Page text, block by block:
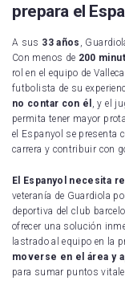
prepara el
A sus 33 años
,
Con menos de 200
rol en el equipo de
futbolista de su
no contar con él
, y el
permita tener mayor
el Espanyol se presenta
carrera y contribuir con
El Espanyol necesita
veteranía de Guardiola
deportiva del club
ofrecer una solución
lastrado al equipo en la
moverse en el área y
para sumar puntos